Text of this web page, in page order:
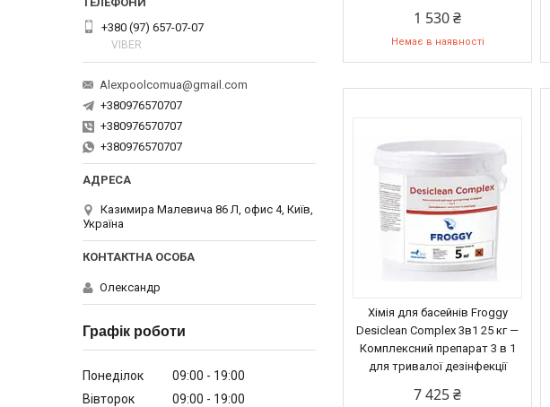
1 530 ₴
Немає в наявності
Хімія для басейнів Froggy
Desiclean Complex 3в1 25 кг —
Комплексний препарат 3 в 1
для тривалої дезінфекції
7 425 ₴
+380 (97) 657-07-07
VIBER
Alexpoolcomua@gmail.com
+380976570707
+380976570707
+380976570707
Казимира Малевича 86 Л, офис 4, Київ,
Україна
Олександр
Графік роботи
Понеділок 09:00
19:00
Вівторок
09:00
19:00